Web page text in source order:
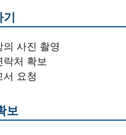
기
의 사진 촬영
락처 확보
서 요청
보